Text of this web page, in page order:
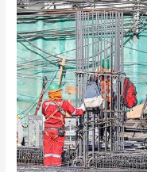
se
resiste
a
la
crisis
sanitaria:
Gremio
calcula
las
obras